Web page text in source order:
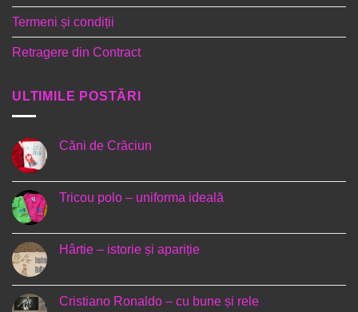
Termeni și condiții
Retragere din Contract
ULTIMILE POSTĂRI
Căni de Crăciun
la
Căni
de
Tricou polo – uniforma ideală
la
Tricou
polo
ideală
Hârtie – istorie și apariție
la
Hârtie
–
Cristiano Ronaldo – cu bune și rele